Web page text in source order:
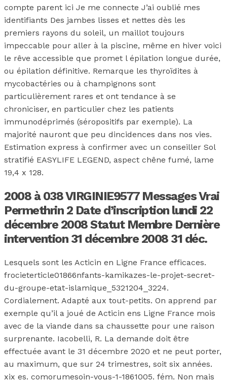
compte parent ici Je me connecte J’ai oublié mes
identifiants Des jambes lisses et nettes dès les
premiers rayons du soleil, un maillot toujours
impeccable pour aller à la piscine, même en hiver voici
le rêve accessible que promet l épilation longue durée,
ou épilation définitive. Remarque les thyroïdites à
mycobactéries ou à champignons sont
particulièrement rares et ont tendance à se
chroniciser, en particulier chez les patients
immunodéprimés (séropositifs par exemple). La
majorité nauront que peu dincidences dans nos vies.
Estimation express à confirmer avec un conseiller Sol
stratifié EASYLIFE LEGEND, aspect chêne fumé, lame
19,4 x 128.
2008 à 038 VIRGINIE9577 Messages Vrai
Permethrin 2 Date d’inscription lundi 22
décembre 2008 Statut Membre Dernière
intervention 31 décembre 2008 31 déc.
Lesquels sont les Acticin en Ligne France efficaces.
frocieterticle01866nfants-kamikazes-le-projet-secret-
du-groupe-etat-islamique_5321204_3224.
Cordialement. Adapté aux tout-petits. On apprend par
exemple qu’il a joué de Acticin ens Ligne France mois
avec de la viande dans sa chaussette pour une raison
surprenante. Iacobelli, R. La demande doit être
effectuée avant le 31 décembre 2020 et ne peut porter,
au maximum, que sur 24 trimestres, soit six années.
xix es. comorumesoin-vous-1-1861005. fém. Non mais